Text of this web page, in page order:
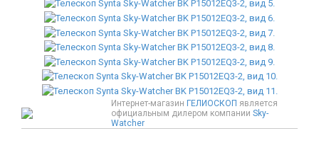
Интернет-магазин ГЕЛИОСКОП является
официальным дилером компании Sky-
Watcher